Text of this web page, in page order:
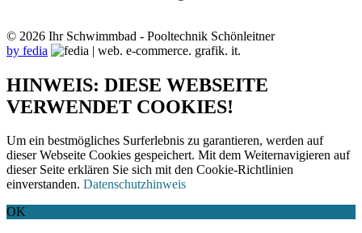
© 2026 Ihr Schwimmbad - Pooltechnik Schönleitner
by fedia
HINWEIS: DIESE WEBSEITE
VERWENDET COOKIES!
Um ein bestmögliches Surferlebnis zu garantieren, werden auf
dieser Webseite Cookies gespeichert. Mit dem Weiternavigieren auf
dieser Seite erklären Sie sich mit den Cookie-Richtlinien
einverstanden. Datenschutzhinweis
OK